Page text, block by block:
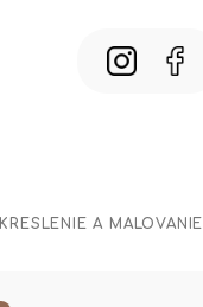
KRESLENIE A MALOVANIE